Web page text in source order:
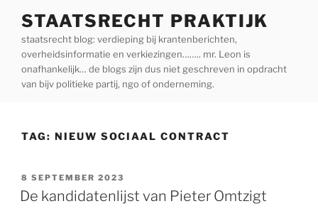
inhoud
STAATSRECHT PRAKTIJK
staatsrecht blog: verdieping bij krantenberichten,
overheidsinformatie en verkiezingen…….. mr. Leon is
onafhankelijk… de blogs zijn dus niet geschreven in opdracht
van bijv politieke partij, ngo of onderneming.
TAG: NIEUW SOCIAAL CONTRACT
GEPLAATST
OP
8 SEPTEMBER 2023
De kandidatenlijst van Pieter Omtzigt